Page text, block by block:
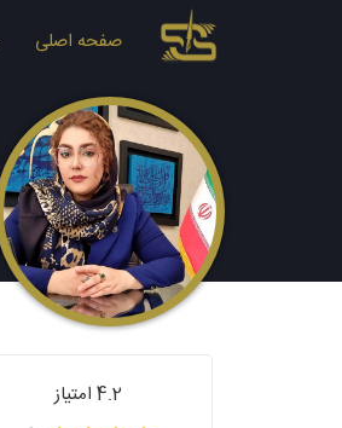
صفحه اصلی
4.2 امتیاز